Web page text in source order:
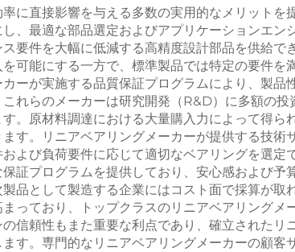
に直接影響を与える多数の実用的なメリット
、最適な部品選定およびアプリケーションエン
要件を大幅に低減する高精度設計部品を供給
可能にする一方で、標準製品では特定の要件を
ーが実施する品質保証プログラムにより、製
れらのメーカーは研究開発（R&D）に多額の
。原材料調達における大量購入力によって得
す。リニアベアリングメーカーが提供する技
よび負荷要件に応じて適切なベアリングを選定
証プログラムを提供しており、安心感および
品として製造する企業にはコスト面で採算が
っており、トップクラスのリニアベアリングメ
信頼性もまた重要な利点であり、確立された
す。専門的なリニアベアリングメーカーの顧